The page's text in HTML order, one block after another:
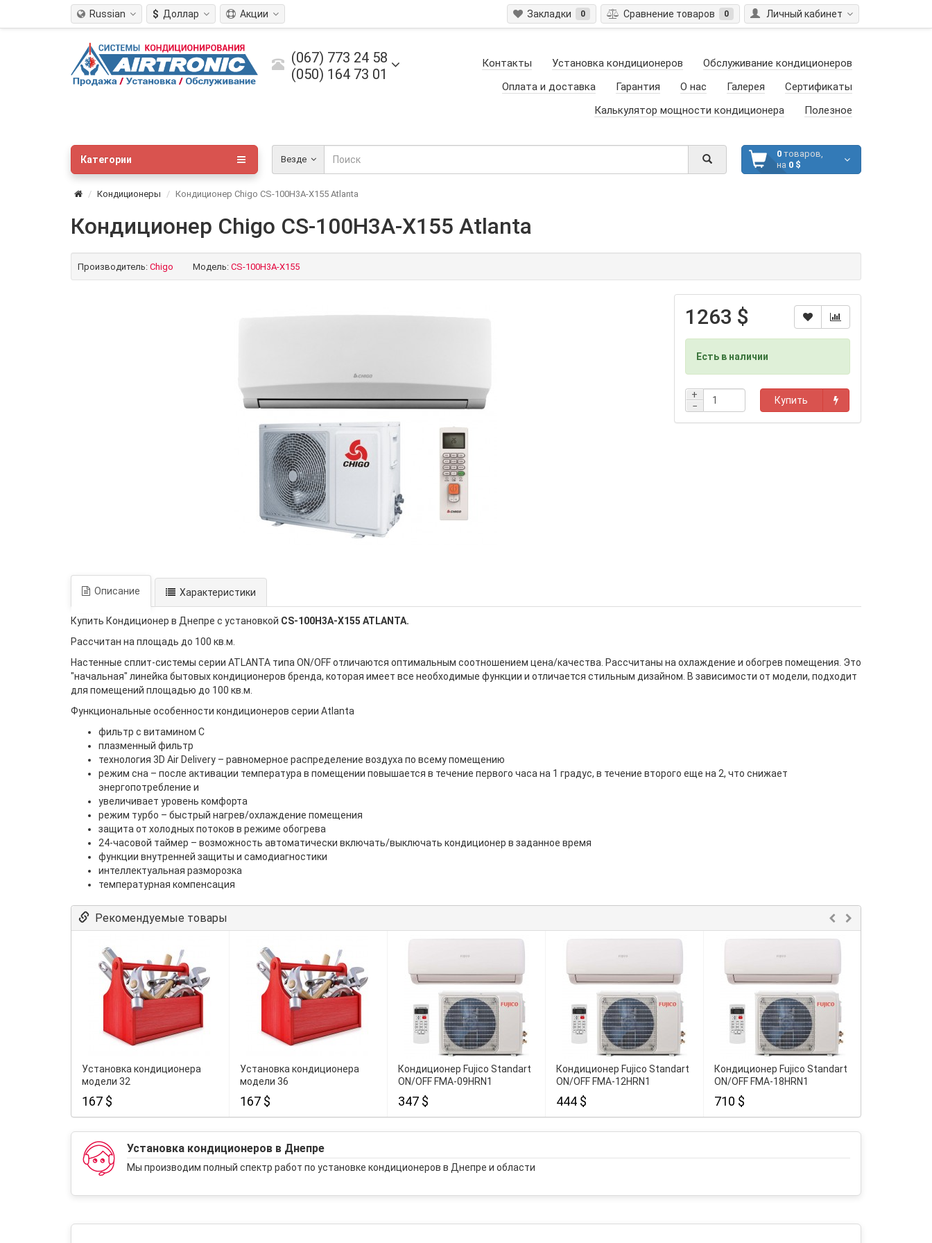
Russian $ Доллар Личный кабинет
Акции Закладки 0 Сравнение товаров 0
(067) 773 24 58
(050) 164 73 01
Контакты Установка кондиционеров
Обслуживание кондиционеров
Оплата и доставка
Гарантия О нас Галерея
Сертификаты
Калькулятор мощности кондиционера
Полезное
Везде
0товаров,
на 0 $
Категории
Кондиционеры Кондиционер Chigo CS-100H3A-X155 Atlanta
Кондиционер Chigo CS-100H3A-X155 Atlanta
Производитель: Chigo Модель: CS-100H3A-X155
1263 $
Есть в наличии
+
−
Купить
Описание Характеристики
Купить Кондиционер в Днепре с установкой CS-100H3A-X155 ATLANTA.
Рассчитан на площадь до 100 кв.м.
Настенные сплит-системы серии ATLANTA типа ON/OFF отличаются оптимальным соотношением цена/качества. Рассчитаны на охлаждение и обогрев помещения. Это
"начальная" линейка бытовых кондиционеров бренда, которая имеет все необходимые функции и отличается стильным дизайном. В зависимости от модели, подходит
для помещений площадью до 100 кв.м.
Функциональные особенности кондиционеров серии Atlanta
фильтр с витамином С
плазменный фильтр
технология 3D Air Delivery – равномерное распределение воздуха по всему помещению
режим сна – после активации температура в помещении повышается в течение первого часа на 1 градус, в течение второго еще на 2, что снижает
энергопотребление и
увеличивает уровень комфорта
режим турбо – быстрый нагрев/охлаждение помещения
защита от холодных потоков в режиме обогрева
24-часовой таймер – возможность автоматически включать/выключать кондиционер в заданное время
функции внутренней защиты и самодиагностики
интеллектуальная разморозка
температурная компенсация
Рекомендуемые товары
Установка кондиционера
модели 32
167 $
Установка кондиционера
модели 36
167 $
Кондиционер Fujico Standart
ON/OFF FMA-09HRN1
347 $
Кондиционер Fujico Standart
ON/OFF FMA-12HRN1
444 $
Кондиционер Fujico Standart
ON/OFF FMA-18HRN1
710 $
Установка кондиционеров в Днепре
Мы производим полный спектр работ по установке кондиционеров в Днепре и области